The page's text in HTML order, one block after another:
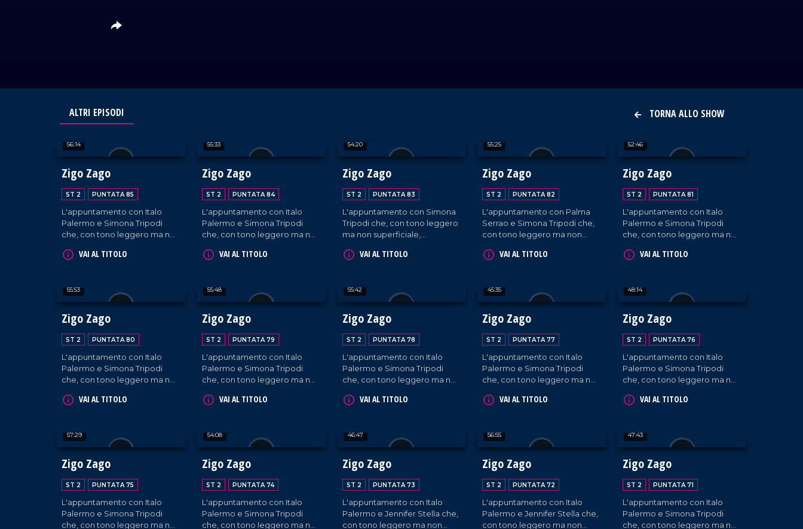
TORNA ALLO SHOW
ALTRI EPISODI
56:14
Zigo Zago
ST 2 PUNTATA 85
L'appuntamento con Italo
Palermo e Simona Tripodi
che, con tono leggero ma non
l'informazione e intervistano
Lamezia Terme.
VAI AL TITOLO
55:33
Zigo Zago
ST 2 PUNTATA 84
L'appuntamento con Italo
Palermo e Simona Tripodi
che, con tono leggero ma non
l'informazione e intervistano
Lamezia Terme.
VAI AL TITOLO
54:20
Zigo Zago
ST 2 PUNTATA 83
L'appuntamento con Simona
Tripodi che, con tono leggero
ma non superficiale,
intervistano ospiti appositi e
Terme.
VAI AL TITOLO
55:25
Zigo Zago
ST 2 PUNTATA 82
L'appuntamento con Palma
Serrao e Simona Tripodi che,
con tono leggero ma non
l'informazione e intervistano
Lamezia Terme.
VAI AL TITOLO
52:46
Zigo Zago
ST 2 PUNTATA 81
L'appuntamento con Italo
Palermo e Simona Tripodi
che, con tono leggero ma non
l'informazione e intervistano
Lamezia Terme.
VAI AL TITOLO
55:53
Zigo Zago
ST 2 PUNTATA 80
L'appuntamento con Italo
Palermo e Simona Tripodi
che, con tono leggero ma non
l'informazione e intervistano
Lamezia Terme.
VAI AL TITOLO
55:48
Zigo Zago
ST 2 PUNTATA 79
L'appuntamento con Italo
Palermo e Simona Tripodi
che, con tono leggero ma non
l'informazione e intervistano
Lamezia Terme.
VAI AL TITOLO
55:42
Zigo Zago
ST 2 PUNTATA 78
L'appuntamento con Italo
Palermo e Simona Tripodi
che, con tono leggero ma non
l'informazione e intervistano
Lamezia Terme.
VAI AL TITOLO
45:35
Zigo Zago
ST 2 PUNTATA 77
L'appuntamento con Italo
Palermo e Simona Tripodi
che, con tono leggero ma non
l'informazione e intervistano
Lamezia Terme.
VAI AL TITOLO
48:14
Zigo Zago
ST 2 PUNTATA 76
L'appuntamento con Italo
Palermo e Simona Tripodi
che, con tono leggero ma non
l'informazione e intervistano
Lamezia Terme.
VAI AL TITOLO
57:29
Zigo Zago
ST 2 PUNTATA 75
L'appuntamento con Italo
Palermo e Simona Tripodi
che, con tono leggero ma non
54:08
Zigo Zago
ST 2 PUNTATA 74
L'appuntamento con Italo
Palermo e Simona Tripodi
che, con tono leggero ma non
46:47
Zigo Zago
ST 2 PUNTATA 73
L'appuntamento con Italo
Palermo e Jennifer Stella che,
con tono leggero ma non
56:55
Zigo Zago
ST 2 PUNTATA 72
L'appuntamento con Italo
Palermo e Jennifer Stella che,
con tono leggero ma non
47:43
Zigo Zago
ST 2 PUNTATA 71
L'appuntamento con Italo
Palermo e Simona Tripodi
che, con tono leggero ma non